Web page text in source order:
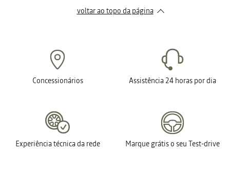
voltar ao topo da página
Concessionários Assistência 24 horas por dia
Experiência técnica da rede Marque grátis o seu Test-drive